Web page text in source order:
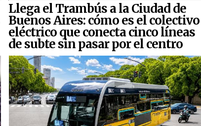
Llega el Trambús a la Ciudad de
Buenos Aires: cómo es el colectivo
eléctrico que conecta cinco líneas
de subte sin pasar por el centro